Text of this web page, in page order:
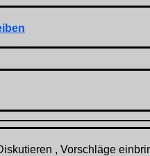
, Vorschläge